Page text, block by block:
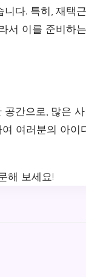
다. 특히, 재택
서 이를 준비하
간으로, 많은
여러분의 아이
해 보세요!